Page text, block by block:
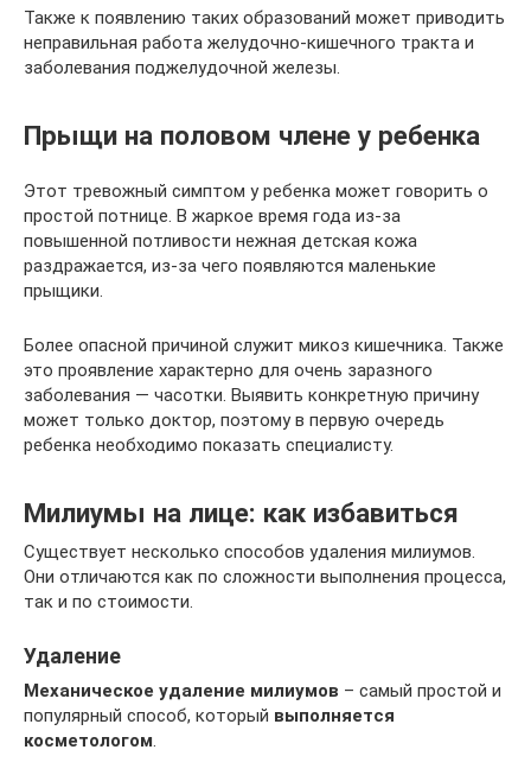
Также к появлению таких образований может приводить
неправильная работа желудочно-кишечного тракта и
заболевания поджелудочной железы.
Прыщи на половом члене у ребенка
Этот тревожный симптом у ребенка может говорить о
простой потнице. В жаркое время года из-за
повышенной потливости нежная детская кожа
раздражается, из-за чего появляются маленькие
прыщики.
Более опасной причиной служит микоз кишечника. Также
это проявление характерно для очень заразного
заболевания — часотки. Выявить конкретную причину
может только доктор, поэтому в первую очередь
ребенка необходимо показать специалисту.
Милиумы на лице: как избавиться
Существует несколько способов удаления милиумов.
Они отличаются как по сложности выполнения процесса,
так и по стоимости.
Удаление
Механическое удаление милиумов – самый простой и
популярный способ, который выполняется
косметологом.